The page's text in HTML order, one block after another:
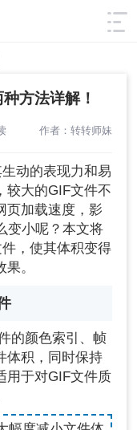
筛选
方法详解！
作者：转转师妹
动的表现力和易
较大的GIF文件不
页加载速度，影
变小呢？本文将
，使其体积变得
。
的颜色索引、帧
体积，同时保持
用于对GIF文件质